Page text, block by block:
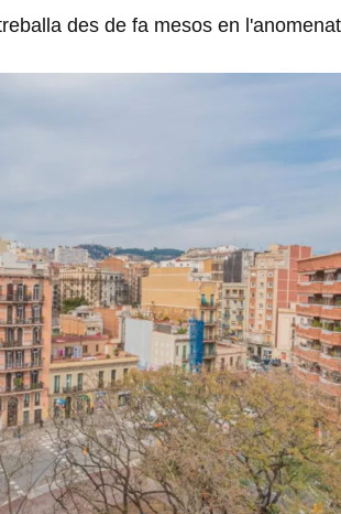
des de fa mesos en